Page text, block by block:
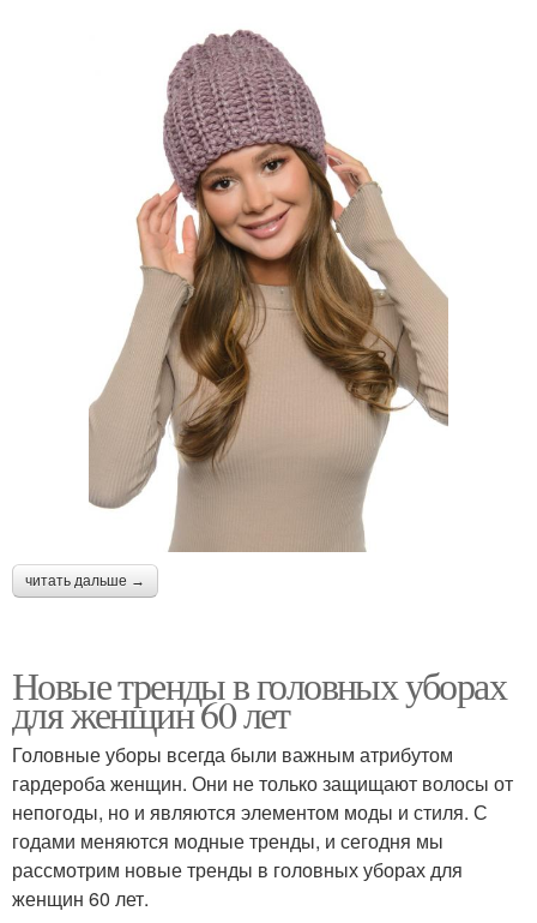
читать дальше →
Новые тренды в головных уборах
для женщин 60 лет
Головные уборы всегда были важным атрибутом
гардероба женщин. Они не только защищают волосы от
непогоды, но и являются элементом моды и стиля. С
годами меняются модные тренды, и сегодня мы
рассмотрим новые тренды в головных уборах для
женщин 60 лет.